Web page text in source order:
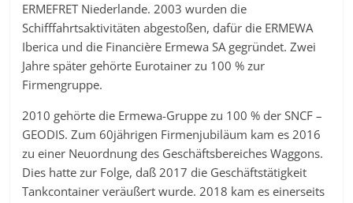
ERMEFRET Niederlande. 2003 wurden die
Schifffahrtsaktivitäten abgestoßen, dafür die ERMEWA
Iberica und die Financière Ermewa SA gegründet. Zwei
Jahre später gehörte Eurotainer zu 100 % zur
Firmengruppe.
2010 gehörte die Ermewa-Gruppe zu 100 % der SNCF –
GEODIS. Zum 60jährigen Firmenjubiläum kam es 2016
zu einer Neuordnung des Geschäftsbereiches Waggons.
Dies hatte zur Folge, daß 2017 die Geschäftstätigkeit
Tankcontainer veräußert wurde. 2018 kam es einerseits